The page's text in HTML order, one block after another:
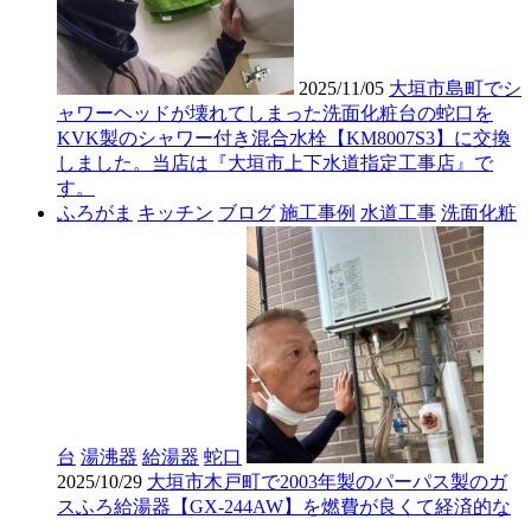
2025/11/05 大垣市島町でシ
ャワーヘッドが壊れてしまった洗面化粧台の蛇口を
KVK製のシャワー付き混合水栓【KM8007S3】に交換
しました。当店は『大垣市上下水道指定工事店』で
す。
ふろがま キッチン ブログ 施工事例 水道工事 洗面化粧
台 湯沸器 給湯器 蛇口
2025/10/29 大垣市木戸町で2003年製のパーパス製のガ
スふろ給湯器【GX-244AW】を燃費が良くて経済的な